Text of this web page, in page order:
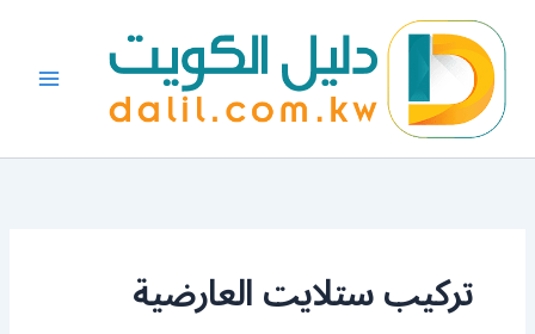
المحتوى
تركيب ستلايت العارضية